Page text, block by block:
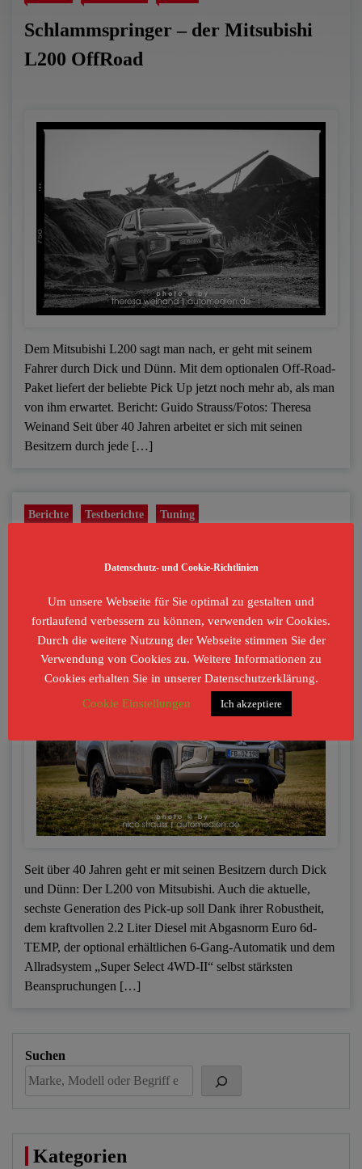
Schlammspringer – der Mitsubishi
L200 OffRoad
Dem Mitsubishi L200 sagt man nach, er geht mit seinem
Fahrer durch Dick und Dünn. Mit dem optionalen Off-Road-
Paket liefert der beliebte Pick Up jetzt noch mehr ab, als man
von ihm erwartet. Bericht: Guido Strauss/Fotos: Theresa
Weinand Seit über 40 Jahren arbeitet er sich mit seinen
Besitzern durch jede […]
Berichte Testberichte Tuning
Seit über 40 Jahren geht er mit seinen Besitzern durch Dick
und Dünn: Der L200 von Mitsubishi. Auch die aktuelle,
sechste Generation des Pick-up soll Dank ihrer Robustheit,
dem kraftvollen 2.2 Liter Diesel mit Abgasnorm Euro 6d-
TEMP, der optional erhältlichen 6-Gang-Automatik und dem
Allradsystem „Super Select 4WD-II“ selbst stärksten
Beanspruchungen […]
Suchen
Kategorien
Datenschutz- und Cookie-Richtlinien
Um unsere Webseite für Sie optimal zu gestalten und
fortlaufend verbessern zu können, verwenden wir Cookies.
Durch die weitere Nutzung der Webseite stimmen Sie der
Verwendung von Cookies zu. Weitere Informationen zu
Cookies erhalten Sie in unserer Datenschutzerklärung.
Cookie Einstellungen
Ich akzeptiere